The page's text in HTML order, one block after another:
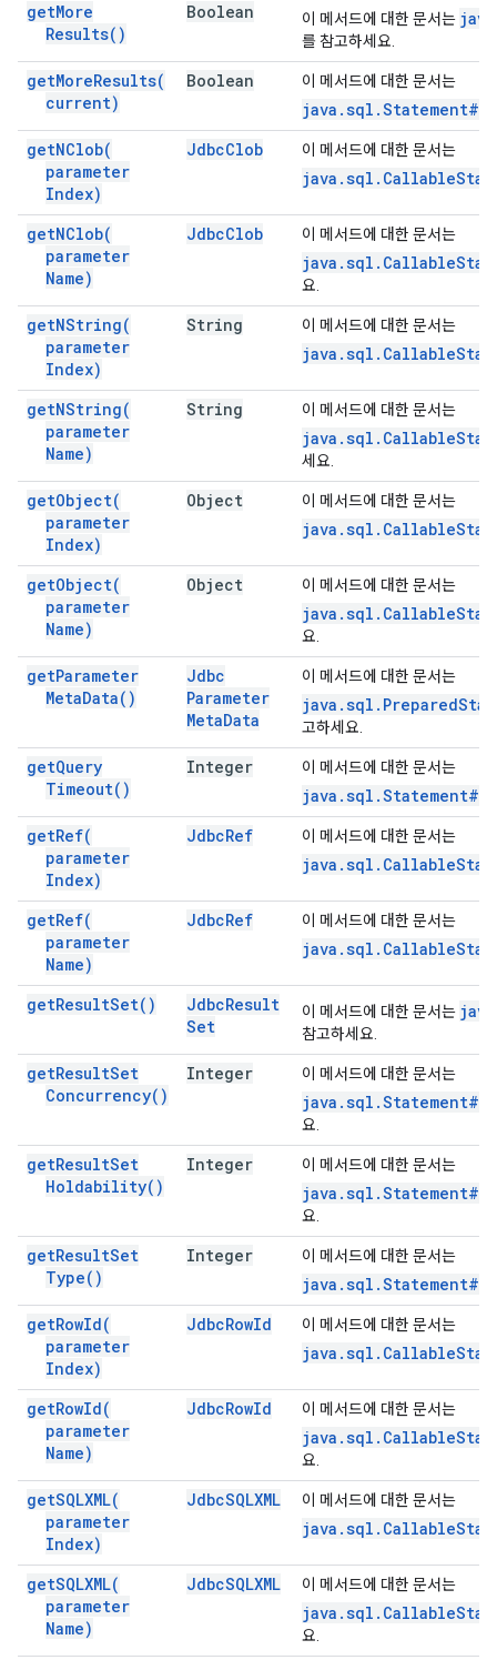
getMore
Results( )
Boolean 이 메서드에 대한 문서는
를 참고하세요.
getMoreResults(
current)
Boolean 이 메서드에 대한 문서는
getNClob(
parameter
Index)
JdbcClob 이 메서드에 대한 문서는
getNClob(
parameter
Name)
JdbcClob 이 메서드에 대한 문서는
요.
getNString(
parameter
Index)
String 이 메서드에 대한 문서는
getNString(
parameter
Name)
String 이 메서드에 대한 문서는
세요.
getObject(
parameter
Index)
Object 이 메서드에 대한 문서는
getObject(
parameter
Name)
Object 이 메서드에 대한 문서는
요.
getParameter
MetaData( )
Jdbc
Parameter
MetaData
이 메서드에 대한 문서는
고하세요.
getQuery
Timeout( )
Integer 이 메서드에 대한 문서는
getRef(
parameter
Index)
JdbcRef 이 메서드에 대한 문서는
getRef(
parameter
Name)
JdbcRef 이 메서드에 대한 문서는
getResultSet( ) JdbcResult
Set
이 메서드에 대한 문서는
참고하세요.
getResultSet
Concurrency( )
Integer 이 메서드에 대한 문서는
요.
getResultSet
Holdability( )
Integer 이 메서드에 대한 문서는
요.
getResultSet
Type( )
Integer 이 메서드에 대한 문서는
getRowId(
parameter
Index)
JdbcRowId 이 메서드에 대한 문서는
getRowId(
parameter
Name)
JdbcRowId 이 메서드에 대한 문서는
요.
getSQLXML(
parameter
Index)
JdbcSQLXML 이 메서드에 대한 문서는
getSQLXML(
parameter
Name)
JdbcSQLXML 이 메서드에 대한 문서는
요.